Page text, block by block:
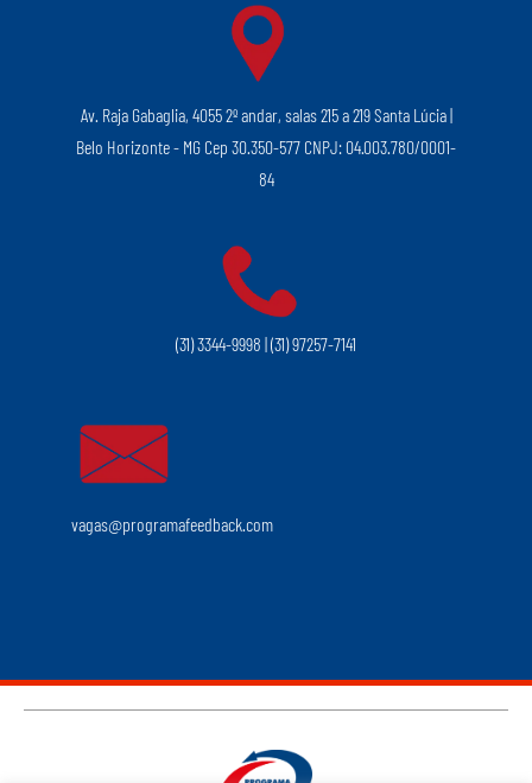
Av. Raja Gabaglia, 4055 2º andar, salas 215 a 219 Santa Lúcia |
Belo Horizonte - MG Cep 30.350-577 CNPJ: 04.003.780/0001-
84
(31) 3344-9998 | (31) 97257-7141
vagas@programafeedback.com